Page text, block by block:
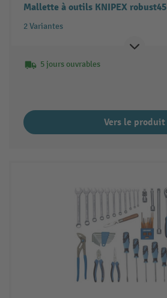
Mallette à outils KNIPEX robust45
2 Variantes
5 jours ouvrables
Vers le produit